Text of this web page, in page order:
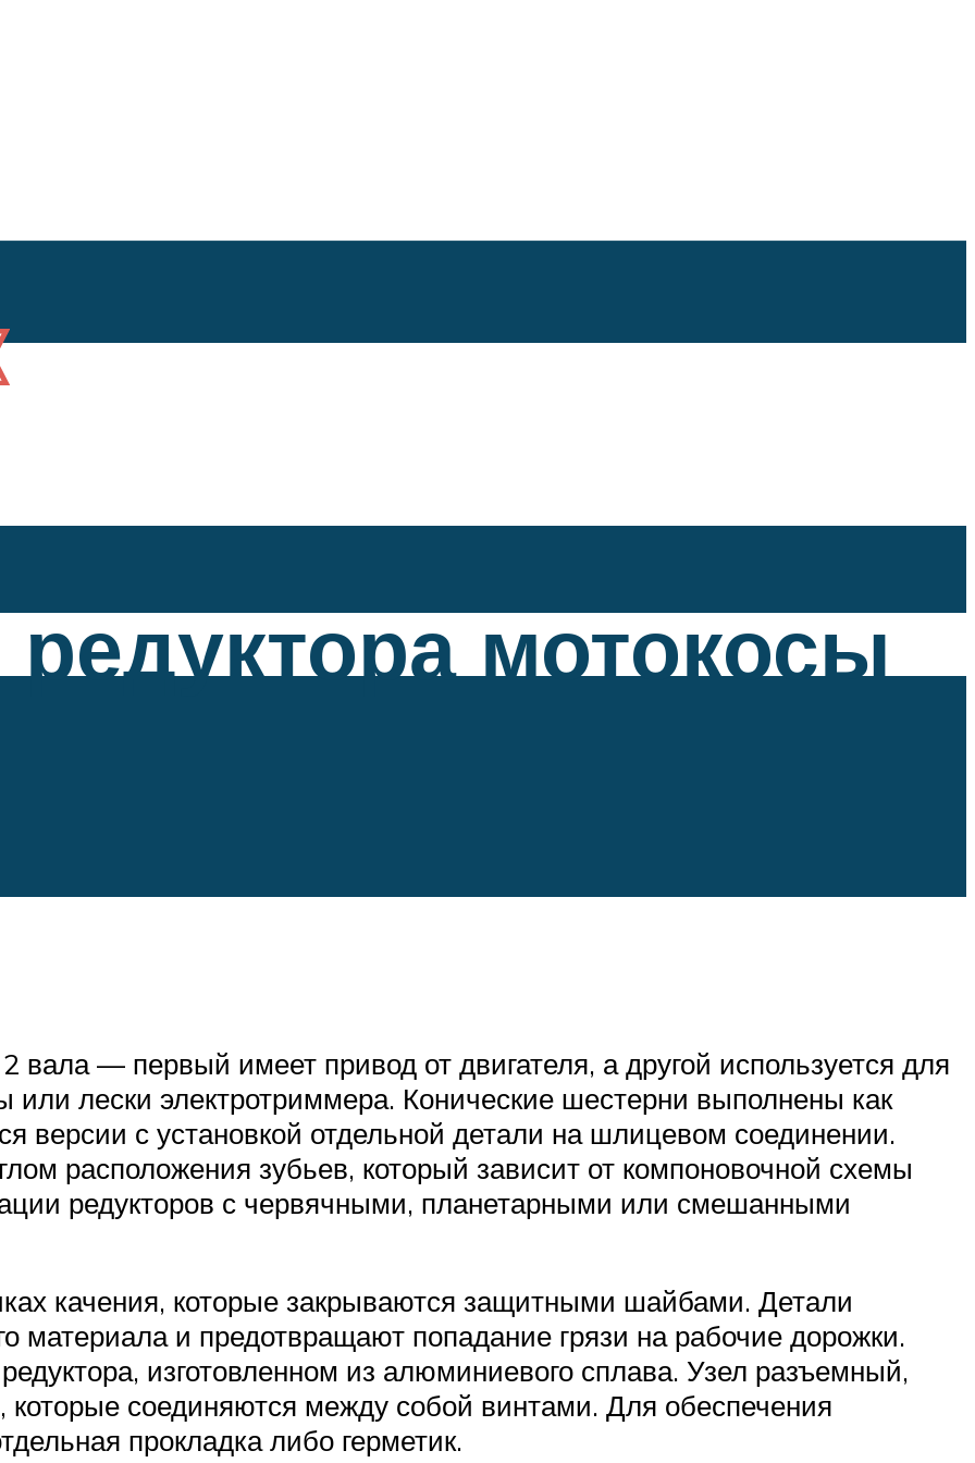
мотокосы
вала — первый имеет привод от двигателя, а другой используется для
лески электротриммера. Конические шестерни выполнены как
версии с установкой отдельной детали на шлицевом соединении.
расположения зубьев, который зависит от компоновочной схемы
редукторов с червячными, планетарными или смешанными
качения, которые закрываются защитными шайбами. Детали
материала и предотвращают попадание грязи на рабочие дорожки.
изготовленном из алюминиевого сплава. Узел разъемный,
соединяются между собой винтами. Для обеспечения
прокладка либо герметик.